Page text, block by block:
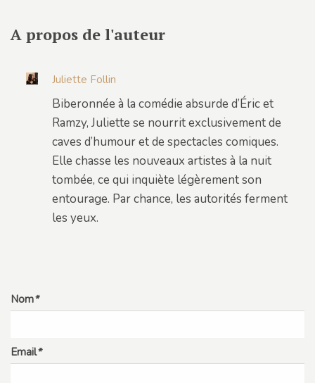
A propos de l'auteur
Juliette Follin
Biberonnée à la comédie absurde d’Éric et
Ramzy, Juliette se nourrit exclusivement de
caves d’humour et de spectacles comiques.
Elle chasse les nouveaux artistes à la nuit
tombée, ce qui inquiète légèrement son
entourage. Par chance, les autorités ferment
les yeux.
Nom*
Email*